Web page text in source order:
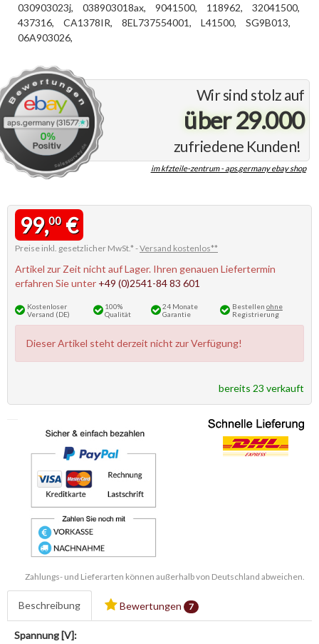
Wir sind stolz auf
über 29.000
zufriedene Kunden!
im kfzteile-zentrum - aps.germany ebay shop
030903023j,
038903018ax, 9041500, 118962,
32041500,
437316,
CA1378IR, 8EL737554001, L41500,
SG9B013,
06A903026,
99,00€
Preise inkl. gesetzlicher MwSt.* -Versand kostenlos**
Artikel zur Zeit nicht auf Lager. Ihren genauen Liefertermin
erfahren Sie unter +49 (0)2541-84 83 601
Kostenloser
Versand (DE)
100%
Qualität
24 Monate
Garantie
Bestellen ohne
Registrierung
Dieser Artikel steht derzeit nicht zur Verfügung!
bereits 23 verkauft
Zahlungs- und Lieferarten können außerhalb von Deutschland abweichen.
Beschreibung Bewertungen 7
Spannung [V]: